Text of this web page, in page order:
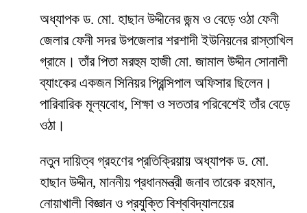
অধ্যাপক ড. মো. হাছান উদ্দীনের জন্ম ও বেড়ে ওঠা ফেনী
জেলার ফেনী সদর উপজেলার শরশাদী ইউনিয়নের রাস্তাখিল
গ্রামে। তাঁর পিতা মরহুম হাজী মো. জামাল উদ্দীন সোনালী
ব্যাংকের একজন সিনিয়র প্রিন্সিপাল অফিসার ছিলেন।
পারিবারিক মূল্যবোধ, শিক্ষা ও সততার পরিবেশেই তাঁর বেড়ে
ওঠা।
নতুন দায়িত্ব গ্রহণের প্রতিক্রিয়ায় অধ্যাপক ড. মো.
হাছান উদ্দীন, মাননীয় প্রধানমন্ত্রী জনাব তারেক রহমান,
নোয়াখালী বিজ্ঞান ও প্রযুক্তি বিশ্ববিদ্যালয়ের